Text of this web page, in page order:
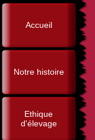
Accueil
Notre histoire
Ethique
d'élevage